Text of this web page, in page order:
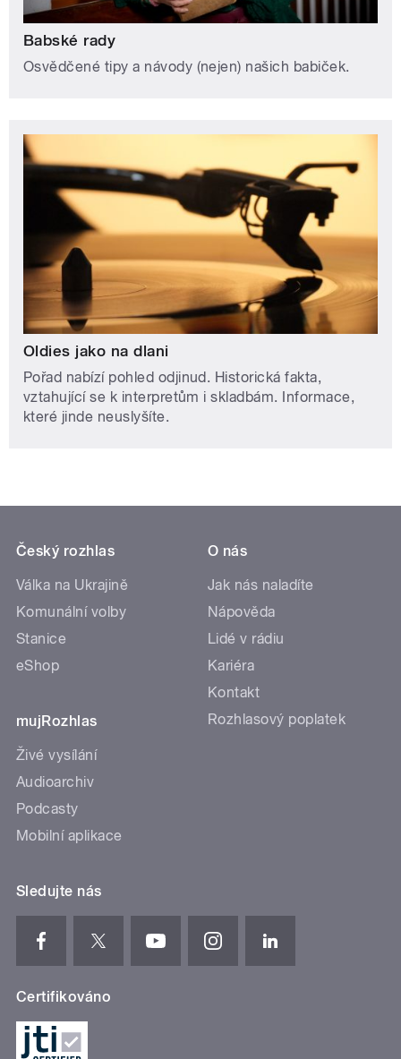
Babské rady
Osvědčené tipy a návody (nejen) našich babiček.
Oldies jako na dlani
Pořad nabízí pohled odjinud. Historická fakta,
vztahující se k interpretům i skladbám. Informace,
které jinde neuslyšíte.
Český rozhlas
Válka na Ukrajině
Komunální volby
Stanice
eShop
mujRozhlas
Živé vysílání
Audioarchiv
Podcasty
Mobilní aplikace
O nás
Jak nás naladíte
Nápověda
Lidé v rádiu
Kariéra
Kontakt
Rozhlasový poplatek
Sledujte nás
Certifikováno